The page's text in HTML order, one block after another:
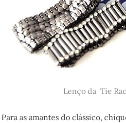
Lenço da Tie
as amantes do clássico,